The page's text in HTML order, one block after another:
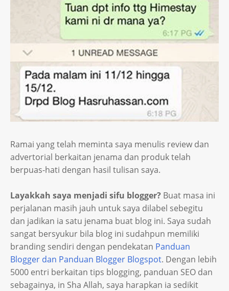
Ramai yang telah meminta saya menulis review dan
advertorial berkaitan jenama dan produk telah
berpuas-hati dengan hasil tulisan saya.
Layakkah saya menjadi sifu blogger? Buat masa ini
perjalanan masih jauh untuk saya dilabel sebegitu
dan jadikan ia satu jenama buat blog ini. Saya sudah
sangat bersyukur bila blog ini sudahpun memiliki
branding sendiri dengan pendekatan Panduan
Blogger dan Panduan Blogger Blogspot. Dengan lebih
5000 entri berkaitan tips blogging, panduan SEO dan
sebagainya, in Sha Allah, saya harapkan ia sedikit